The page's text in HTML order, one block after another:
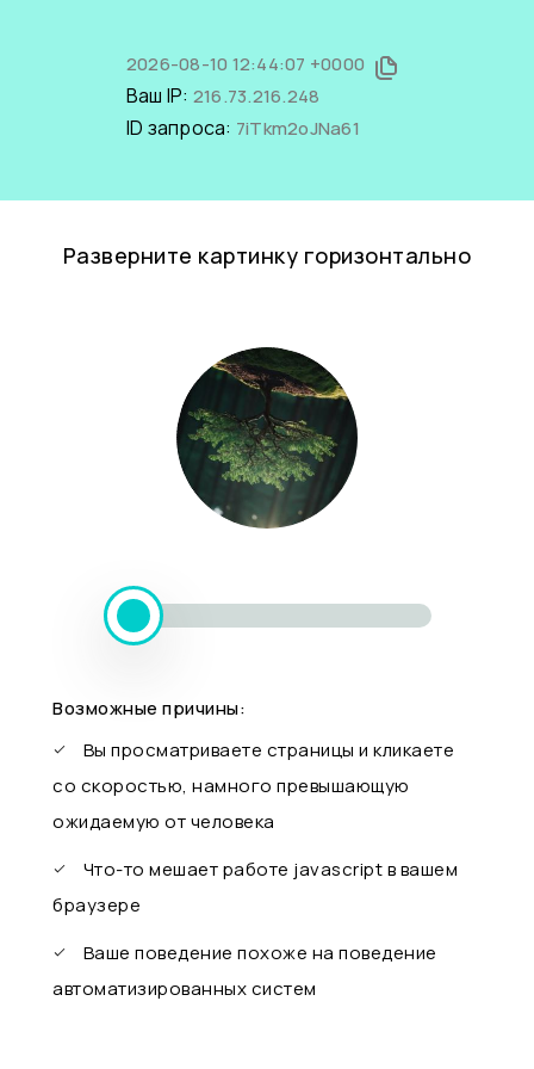
2026-08-10 12:44:07 +0000
Ваш IP: 216.73.216.248
ID запроса: 7iTkm2oJNa61
Разверните картинку горизонтально
Возможные причины:
Вы просматриваете страницы и кликаете
со скоростью, намного превышающую
ожидаемую от человека
Что-то мешает работе javascript в вашем
браузере
Ваше поведение похоже на поведение
автоматизированных систем